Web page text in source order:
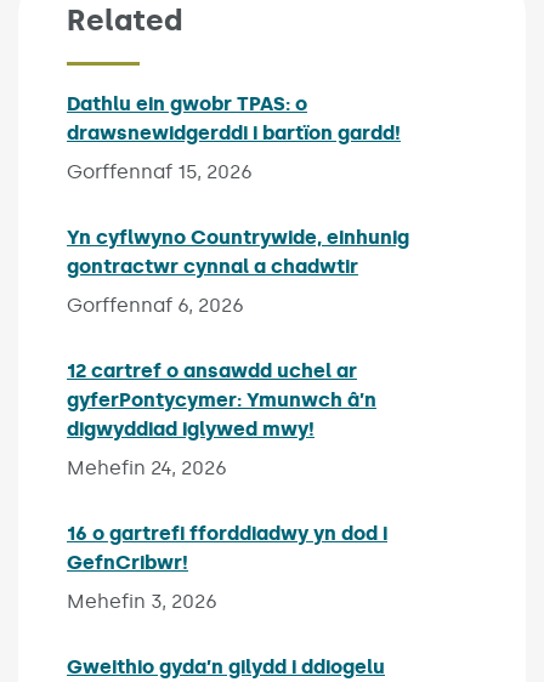
Related
Dathlu ein gwobr TPAS: o
drawsnewidgerddi i bartïon gardd!
Gorffennaf 15, 2026
Yn cyflwyno Countrywide, einhunig
gontractwr cynnal a chadwtir
Gorffennaf 6, 2026
12 cartref o ansawdd uchel ar
gyferPontycymer: Ymunwch â’n
digwyddiad iglywed mwy!
Mehefin 24, 2026
16 o gartrefi fforddiadwy yn dod i
GefnCribwr!
Mehefin 3, 2026
Gweithio gyda’n gilydd i ddiogelu